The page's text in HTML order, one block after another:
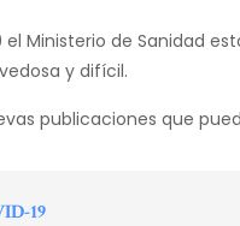
el Ministerio de Sanidad
y difícil.
publicaciones que
19